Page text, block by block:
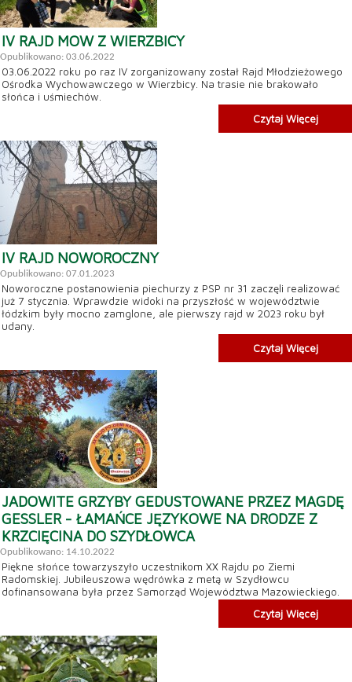
IV RAJD MOW Z WIERZBICY
Opublikowano: 03.06.2022
03.06.2022 roku po raz IV zorganizowany został Rajd Młodzieżowego
Ośrodka Wychowawczego w Wierzbicy. Na trasie nie brakowało
słońca i uśmiechów.
Czytaj Więcej
IV RAJD NOWOROCZNY
Opublikowano: 07.01.2023
Noworoczne postanowienia piechurzy z PSP nr 31 zaczęli realizować
już 7 stycznia. Wprawdzie widoki na przyszłość w województwie
łódzkim były mocno zamglone, ale pierwszy rajd w 2023 roku był
udany.
Czytaj Więcej
JADOWITE GRZYBY GEDUSTOWANE PRZEZ MAGDĘ
GESSLER - ŁAMAŃCE JĘZYKOWE NA DRODZE Z
KRZCIĘCINA DO SZYDŁOWCA
Opublikowano: 14.10.2022
Piękne słońce towarzyszyło uczestnikom XX Rajdu po Ziemi
Radomskiej. Jubileuszowa wędrówka z metą w Szydłowcu
dofinansowana była przez Samorząd Województwa Mazowieckiego.
Czytaj Więcej